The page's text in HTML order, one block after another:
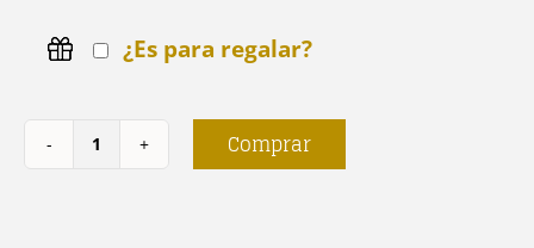
¿Es para regalar?
Laguardia
Comprar